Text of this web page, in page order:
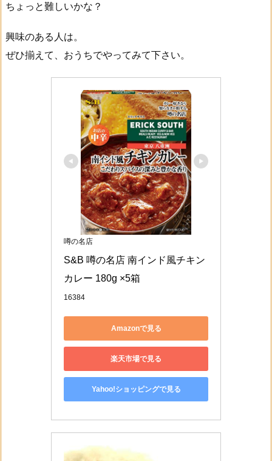
ちょっと難しいかな？
興味のある人は。
ぜひ揃えて、おうちでやってみて下さい。
噂の名店
S&B 噂の名店 南インド風チキン
カレー 180g ×5箱
16384
Amazonで見る
楽天市場で見る
Yahoo!ショッピングで見る